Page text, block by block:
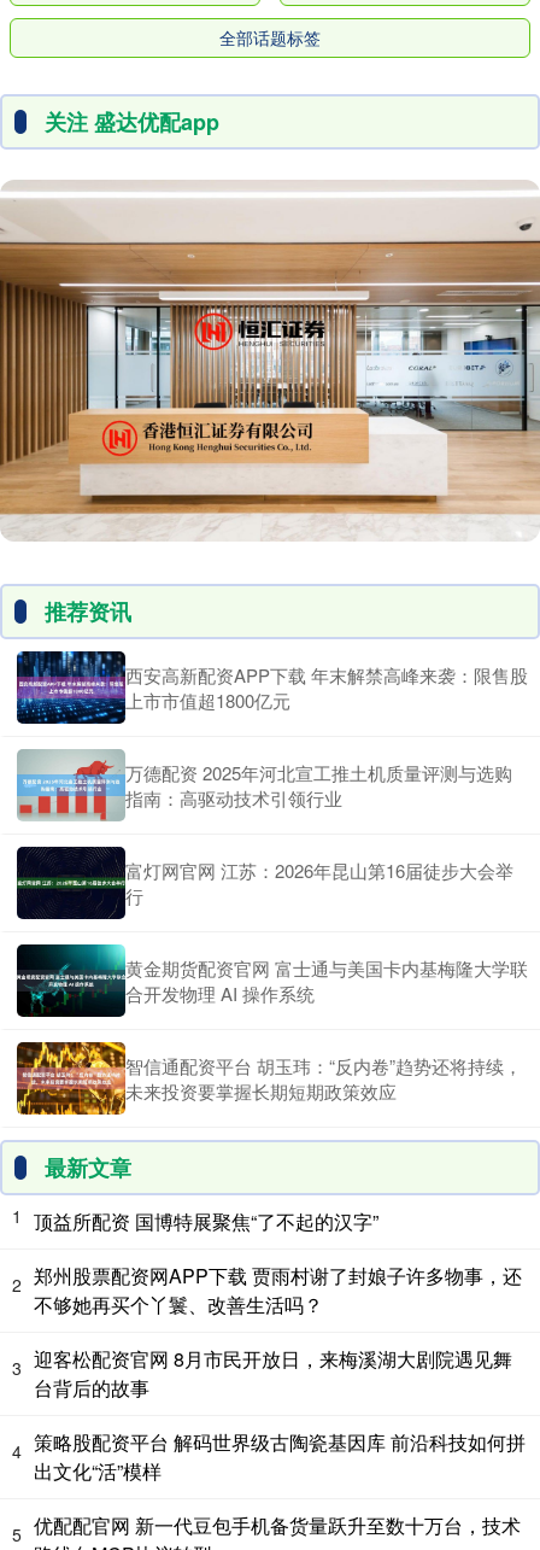
全部话题标签
关注 盛达优配app
推荐资讯
西安高新配资APP下载 年末解禁高峰来袭：限售股
上市市值超1800亿元
万德配资 2025年河北宣工推土机质量评测与选购
指南：高驱动技术引领行业
富灯网官网 江苏：2026年昆山第16届徒步大会举
行
黄金期货配资官网 富士通与美国卡内基梅隆大学联
合开发物理 AI 操作系统
智信通配资平台 胡玉玮：“反内卷”趋势还将持续，
未来投资要掌握长期短期政策效应
最新文章
1 顶益所配资 国博特展聚焦“了不起的汉字”
2 郑州股票配资网APP下载 贾雨村谢了封娘子许多物事，还
不够她再买个丫鬟、改善生活吗？
3 迎客松配资官网 8月市民开放日，来梅溪湖大剧院遇见舞
台背后的故事
4 策略股配资平台 解码世界级古陶瓷基因库 前沿科技如何拼
出文化“活”模样
5 优配配官网 新一代豆包手机备货量跃升至数十万台，技术